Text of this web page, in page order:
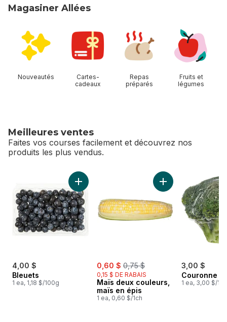
Magasiner Allées
Nouveautés
Cartes-
cadeaux
Repas
préparés
Fruits et
légumes
Meilleures ventes
Faites vos courses facilement et découvrez nos
produits les plus vendus.
sauter Meilleures ventes
4,00 $
Bleuets
1 ea, 1,18 $/100g
Ajouter Bleuets au panier
sale:
0,60 $ , formerly:
0,75 $
0,15 $ DE RABAIS
Maïs deux couleurs,
maïs en épis
1 ea, 0,60 $/1ch
Ajouter Maïs deux
3,00 $
Couronne
1 ea, 3,00 $/1ch